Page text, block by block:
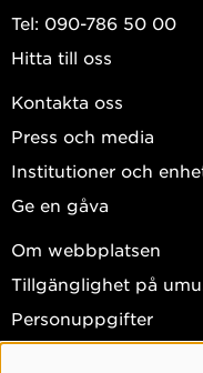
Tel: 090-786 50 00
Hitta till oss
Kontakta oss
Press och media
Institutioner och
Ge en gåva
Om webbplatsen
Tillgänglighet på
Personuppgifter